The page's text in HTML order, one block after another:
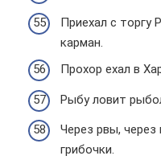
Приехал с торгу
карман.
Прохор ехал в
Рыбу ловит
Через рвы,
грибочки.